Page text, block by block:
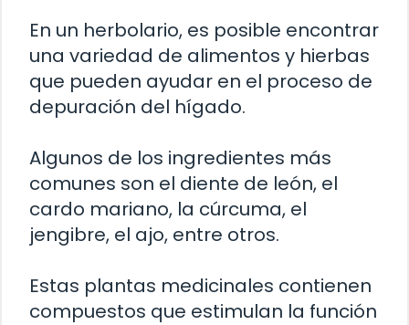
En un herbolario, es posible encontrar
una variedad de alimentos y hierbas
que pueden ayudar en el proceso de
depuración del hígado.
Algunos de los ingredientes más
comunes son el diente de león, el
cardo mariano, la cúrcuma, el
jengibre, el ajo, entre otros.
Estas plantas medicinales contienen
compuestos que estimulan la función